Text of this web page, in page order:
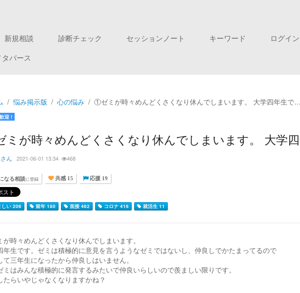
新規相談 診断チェック セッションノート キーワード ログイン
バース
悩み掲示版 心の悩み ①ゼミが時々めんどくさくなり休んでしまいます。 大学四年生で…
迎 !
が時々めんどくさくなり休んでしまいます。 大学
ん 2021-06-01 13:34 468
なる相談に登録 共感 15 応援 19
い 206 留年 180 面接 462 コロナ 416 就活生 11
時々めんどくさくなり休んでしまいます。
年生です。ゼミは積極的に意見を言うようなゼミではないし、仲良しでかたまってるので
て三年生になったから仲良しはいません。
ミはみんな積極的に発言するみたいで仲良いらしいので羨ましい限りです。
たらいやじゃなくなりますかね？